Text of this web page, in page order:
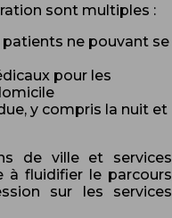
sont multiples :
patients ne pouvant se
pour les
y compris la nuit et
de ville et services
à fluidifier le parcours
sur les services